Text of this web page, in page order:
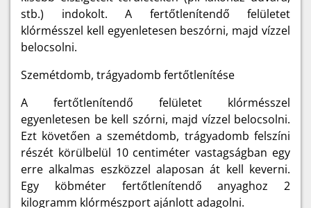
stb.) indokolt. A fertőtlenítendő felületet
klórmésszel kell egyenletesen beszórni, majd vízzel
belocsolni.
Szemétdomb, trágyadomb fertőtlenítése
A fertőtlenítendő felületet klórmésszel
egyenletesen be kell szórni, majd vízzel belocsolni.
Ezt követően a szemétdomb, trágyadomb felszíni
részét körülbelül 10 centiméter vastagságban egy
erre alkalmas eszközzel alaposan át kell keverni.
Egy köbméter fertőtlenítendő anyaghoz 2
kilogramm klórmészport ajánlott adagolni.